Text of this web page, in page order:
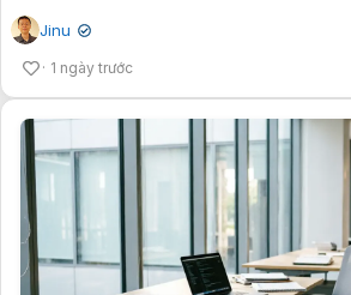
Jinu ✔
1 ngày trước